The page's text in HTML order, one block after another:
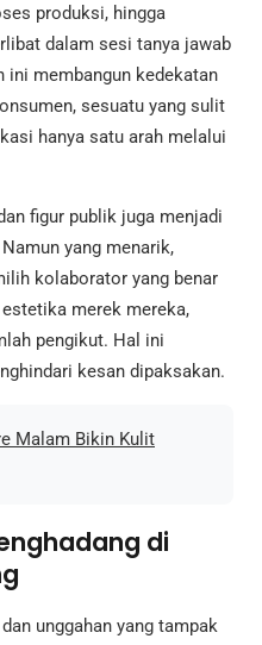
produksi, hingga
dalam sesi tanya jawab
ini membangun kedekatan
sesuatu yang sulit
hanya satu arah melalui
figur publik juga menjadi
yang menarik,
kolaborator yang benar
merek mereka,
pengikut. Hal ini
kesan dipaksakan.
Malam Bikin Kulit
di
unggahan yang tampak